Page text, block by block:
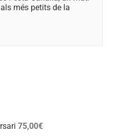
més petits de la
75,00€